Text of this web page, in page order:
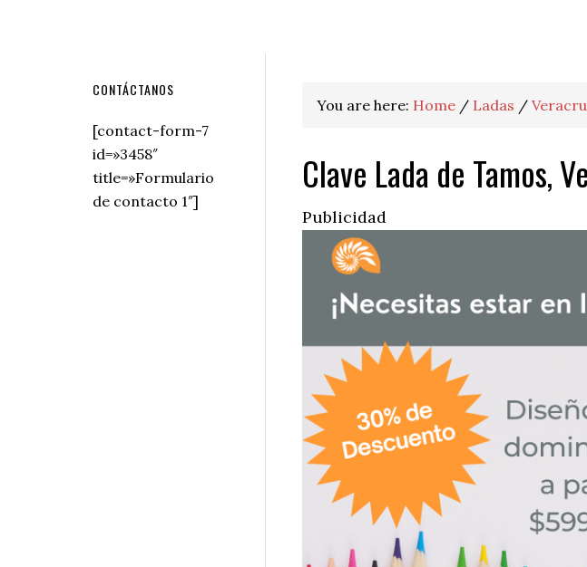
You are here: Home / Ladas /
Clave Lada de Tamos,
Publicidad
Secondary
Sidebar
CONTÁCTANOS
[contact-form-7
id=»3458″
title=»Formulario
de contacto 1″]